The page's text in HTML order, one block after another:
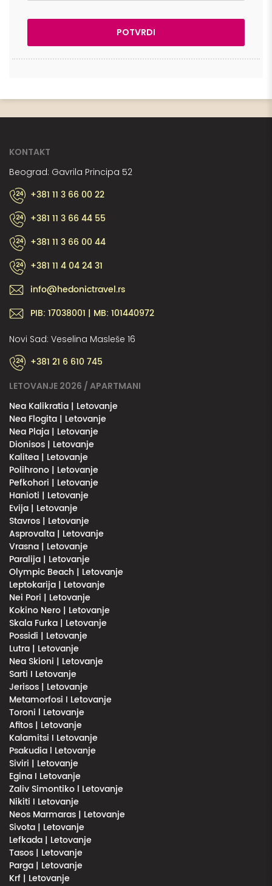
KONTAKT
Beograd: Gavrila Principa 52
+381 11 3 66 00 22
+381 11 3 66 44 55
+381 11 3 66 00 44
+381 11 4 04 24 31
info@hedonictravel.rs
PIB: 17038001 | MB: 101440972
Novi Sad: Veselina Masleše 16
+381 21 6 610 745
LETOVANJE 2026 / APARTMANI
Nea Kalikratia | Letovanje
Nea Flogita | Letovanje
Nea Plaja | Letovanje
Dionisos | Letovanje
Kalitea | Letovanje
Polihrono | Letovanje
Pefkohori | Letovanje
Hanioti | Letovanje
Evija | Letovanje
Stavros | Letovanje
Asprovalta | Letovanje
Vrasna | Letovanje
Paralija | Letovanje
Olympic Beach | Letovanje
Leptokarija | Letovanje
Nei Pori | Letovanje
Kokino Nero | Letovanje
Skala Furka | Letovanje
Possidi | Letovanje
Lutra | Letovanje
Nea Skioni | Letovanje
Sarti I Letovanje
Jerisos | Letovanje
Metamorfosi I Letovanje
Toroni l Letovanje
Afitos | Letovanje
Kalamitsi I Letovanje
Psakudia l Letovanje
Siviri | Letovanje
Egina I Letovanje
Zaliv Simontiko l Letovanje
Nikiti I Letovanje
Neos Marmaras | Letovanje
Sivota | Letovanje
Lefkada | Letovanje
Tasos | Letovanje
Parga | Letovanje
Krf | Letovanje